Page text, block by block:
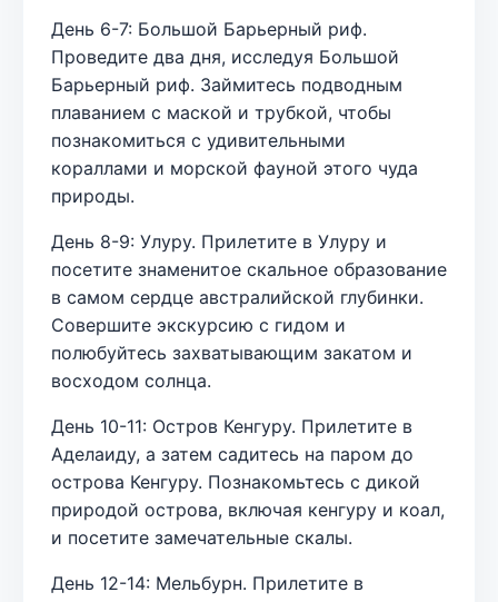
День 6-7: Большой Барьерный риф.
Проведите два дня, исследуя Большой
Барьерный риф. Займитесь подводным
плаванием с маской и трубкой, чтобы
познакомиться с удивительными
кораллами и морской фауной этого чуда
природы.
День 8-9: Улуру. Прилетите в Улуру и
посетите знаменитое скальное образование
в самом сердце австралийской глубинки.
Совершите экскурсию с гидом и
полюбуйтесь захватывающим закатом и
восходом солнца.
День 10-11: Остров Кенгуру. Прилетите в
Аделаиду, а затем садитесь на паром до
острова Кенгуру. Познакомьтесь с дикой
природой острова, включая кенгуру и коал,
и посетите замечательные скалы.
День 12-14: Мельбурн. Прилетите в